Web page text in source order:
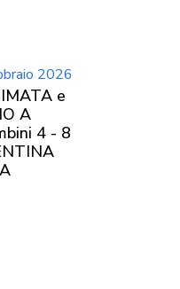
2026
e
A
4 - 8